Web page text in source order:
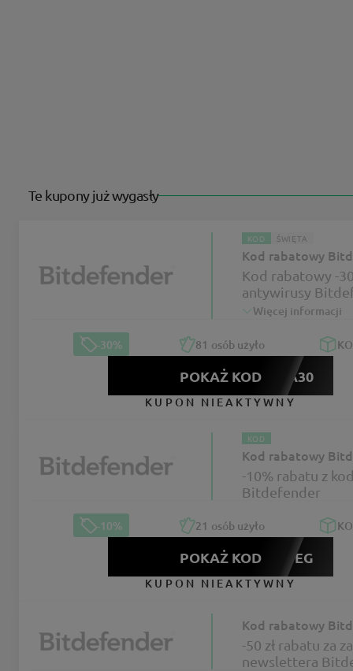
Te kupony już wygasły
KOD ŚWIĘTA
Kod rabatowy
Kod rabatowy -
antywirusy
Więcej informacji
-30% 81 osób użyło
POKAŻ KODSANTA30
KUPON NIEAKTYWNY
KOD
Kod rabatowy
-10% rabatu z
Bitdefender
-10% 21 osób użyło
POKAŻ KOD63VE3EG
KUPON NIEAKTYWNY
Kod rabatowy
-50 zł rabatu za
newslettera